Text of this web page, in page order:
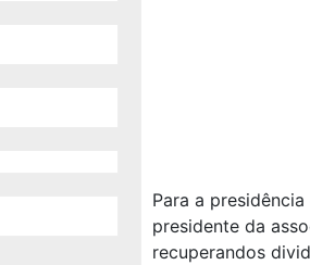
Para a
presidente da
recuperandos